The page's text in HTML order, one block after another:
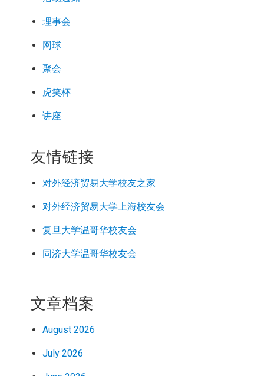
理事会
网球
聚会
虎笑杯
讲座
友情链接
对外经济贸易大学校友之家
对外经济贸易大学上海校友会
复旦大学温哥华校友会
同济大学温哥华校友会
文章档案
August 2026
July 2026